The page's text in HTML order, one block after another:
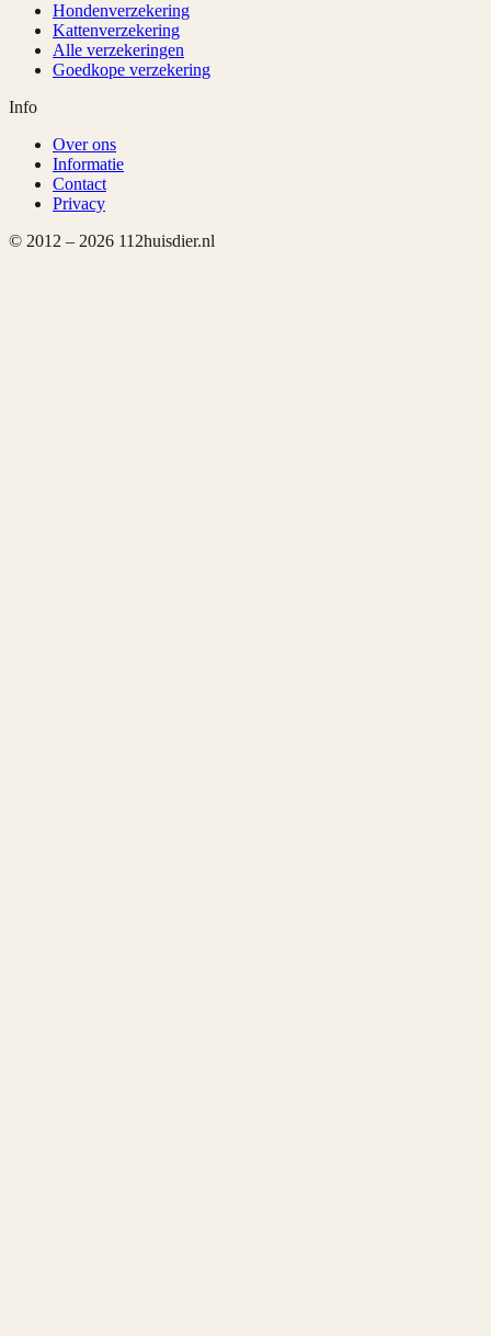
Hondenverzekering
Kattenverzekering
Alle verzekeringen
Goedkope verzekering
Info
Over ons
Informatie
Contact
Privacy
© 2012 – 2026 112huisdier.nl